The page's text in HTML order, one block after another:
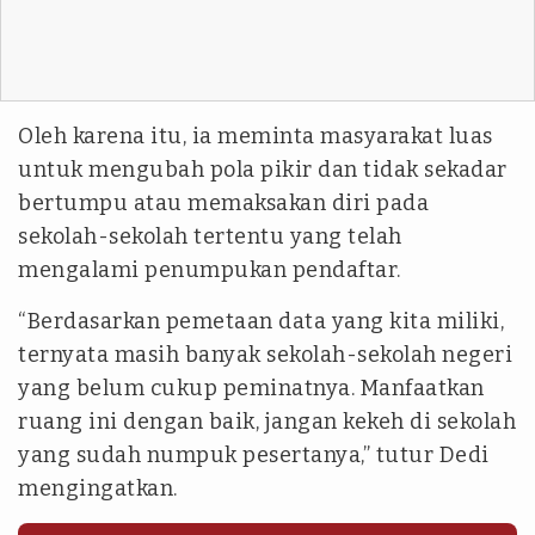
Oleh karena itu, ia meminta masyarakat luas
untuk mengubah pola pikir dan tidak sekadar
bertumpu atau memaksakan diri pada
sekolah-sekolah tertentu yang telah
mengalami penumpukan pendaftar.
“Berdasarkan pemetaan data yang kita miliki,
ternyata masih banyak sekolah-sekolah negeri
yang belum cukup peminatnya. Manfaatkan
ruang ini dengan baik, jangan kekeh di sekolah
yang sudah numpuk pesertanya,” tutur Dedi
mengingatkan.